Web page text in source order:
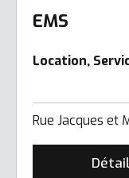
EMS
Location,
Rue Jacques et